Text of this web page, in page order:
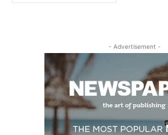
- Advertisement -